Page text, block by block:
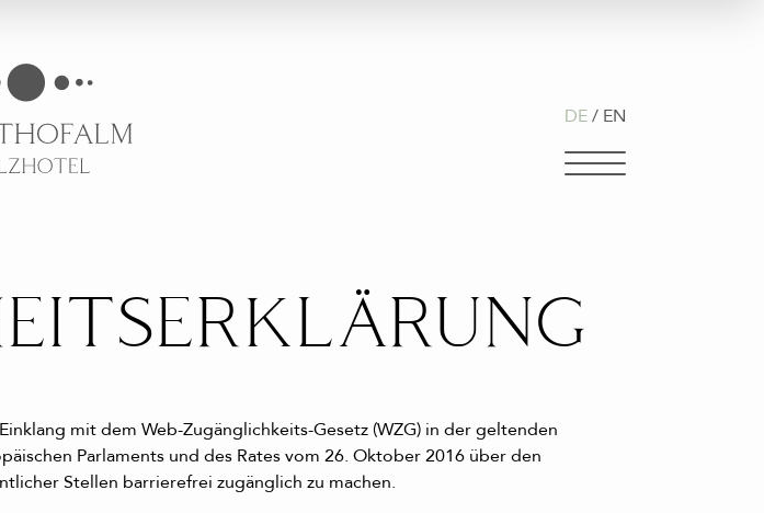
DE EN
mit dem Web-Zugänglichkeits-Gesetz (WZG) in der geltenden
Parlaments und des Rates vom 26. Oktober 2016 über den
Stellen barrierefrei zugänglich zu machen.